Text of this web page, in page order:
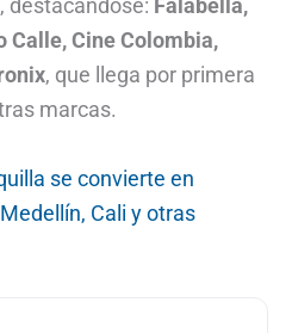
destacándose: Falabella,
Calle, Cine Colombia,
, que llega por primera
marcas.
se convierte en
Cali y otras